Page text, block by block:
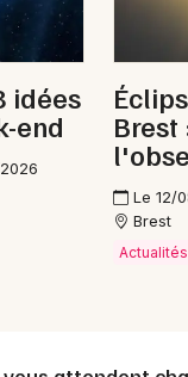
idées
end
Brest
Le 12/
Brest
Actualités